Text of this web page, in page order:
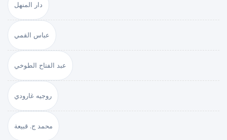
دار المنهل
عباس القمي
عبد الفتاح الطوخي
روجيه غارودي
محمد ج. قبيعة